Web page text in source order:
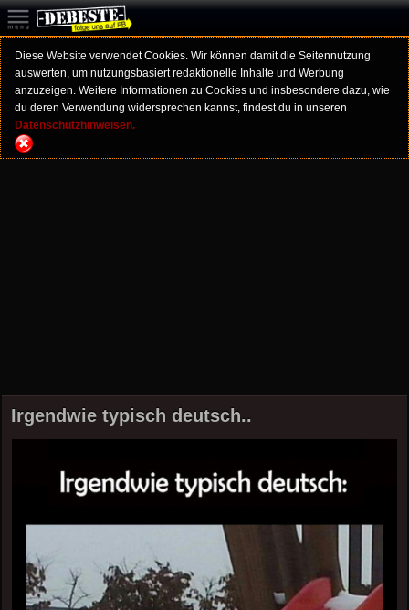
Diese Website verwendet Cookies. Wir können damit die Seitennutzung
auswerten, um nutzungsbasiert redaktionelle Inhalte und Werbung
anzuzeigen. Weitere Informationen zu Cookies und insbesondere dazu, wie
du deren Verwendung widersprechen kannst, findest du in unseren
Datenschutzhinweisen.
Irgendwie typisch deutsch..